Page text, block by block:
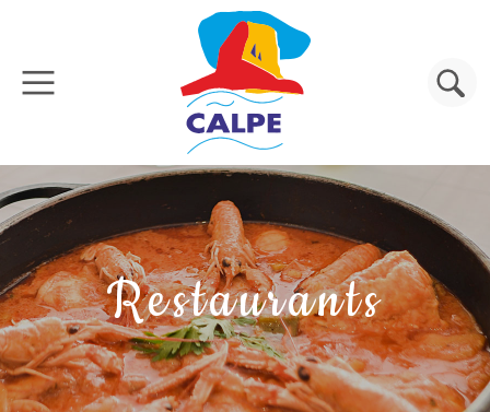
Overslaan en naar de inhoud gaan
Zoeken
Restaurants